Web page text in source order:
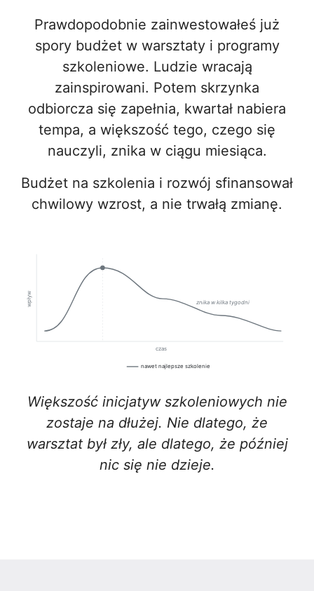
Prawdopodobnie zainwestowałeś już
spory budżet w warsztaty i programy
szkoleniowe. Ludzie wracają
zainspirowani. Potem skrzynka
odbiorcza się zapełnia, kwartał nabiera
tempa, a większość tego, czego się
nauczyli, znika w ciągu miesiąca.
Budżet na szkolenia i rozwój sfinansował
chwilowy wzrost, a nie trwałą zmianę.
wpływ znika w kilka tygodni
czas
nawet najlepsze szkolenie
Większość inicjatyw szkoleniowych nie
zostaje na dłużej. Nie dlatego, że
warsztat był zły, ale dlatego, że później
nic się nie dzieje.